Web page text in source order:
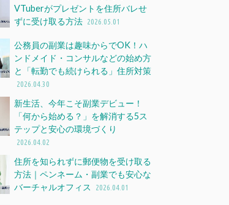
VTuberがプレゼントを住所バレせ
ずに受け取る方法 2026.05.01
公務員の副業は趣味からでOK！ハ
ンドメイド・コンサルなどの始め方
と「転勤でも続けられる」住所対策
2026.04.30
新生活、今年こそ副業デビュー！
「何から始める？」を解消する5ス
テップと安心の環境づくり
2026.04.02
住所を知られずに郵便物を受け取る
方法｜ペンネーム・副業でも安心な
バーチャルオフィス
2026.04.01